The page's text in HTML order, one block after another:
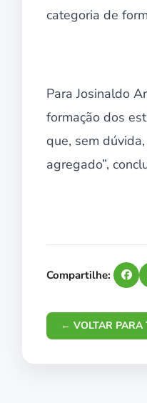
categoria de
Para Josinaldo
formação dos
que, sem
agregado”,
Compartilhe:
← VOLTAR PARA